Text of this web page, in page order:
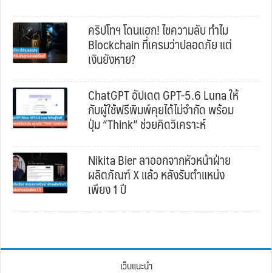
คริปโทฯ โดนแฮก! ไขความลับ ทำไม
Blockchain ที่เครมว่าปลอดภัย แต่
เงินยังหาย?
ChatGPT อัปเดต GPT-5.6 Luna ให้
กับผู้ใช้ฟรีพิมพ์คุยได้ไม่จำกัด พร้อม
ปุ่ม “Think” ช่วยคิดวิเคราะห์
Nikita Bier ลาออกจากหัวหน้าฝ่าย
ผลิตภัณฑ์ X แล้ว หลังรับตำแหน่ง
เพียง 1 ปี
เว็บแนะนำ